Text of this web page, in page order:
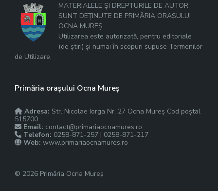
MATERIALELE ȘI DREPTURILE DE AUTOR
SUNT DEȚINUTE DE PRIMĂRIA ORAȘULUI
OCNA MUREȘ.
Utilizarea este autorizată, pentru editoriale
(de știri) și numai în scopuri supuse Termenilor
de Utilizare.
Primăria orașului Ocna Mureș
Adresa: Str. Nicolae Iorga Nr. 27 Ocna Mureș Cod poștal
515700
Email: contact@primariaocnamures.ro
Telefon: 0258-871-257 | 0258-871-217
Web: www.primariaocnamures.ro
© 2026 Primăria Ocna Mureș